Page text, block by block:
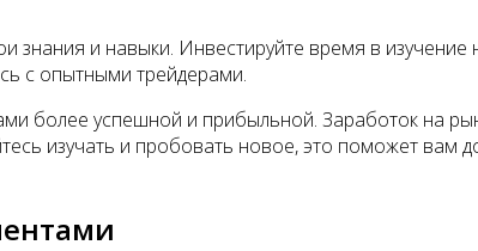
и навыки. Инвестируйте время в изучение
с опытными трейдерами.
более успешной и прибыльной. Заработок на
изучать и пробовать новое, это поможет вам